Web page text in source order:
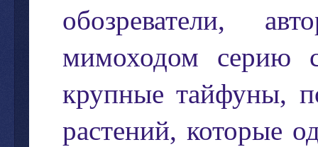
обозреватели,
мимоходом
серию
крупные тайфуны,
растений,которые